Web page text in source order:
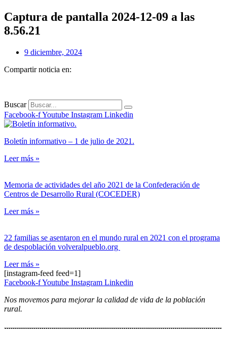
Captura de pantalla 2024-12-09 a las
8.56.21
9 diciembre, 2024
Compartir noticia en:
Buscar
Facebook-fYoutube Instagram Linkedin
Boletín informativo – 1 de julio de 2021.
Leer más »
Memoria de actividades del año 2021 de la Confederación de
Centros de Desarrollo Rural (COCEDER)
Leer más »
22 familias se asentaron en el mundo rural en 2021 con el programa
de despoblación volveralpueblo.org
Leer más »
[instagram-feed feed=1]
Facebook-fYoutube Instagram Linkedin
Nos movemos para mejorar la calidad de vida de la población
rural.